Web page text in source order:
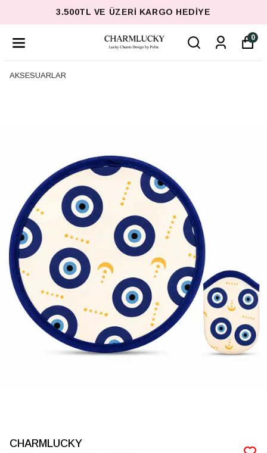
3.500TL VE ÜZERI KARGO HEDIYE
0
AKSESUARLAR
CHARMLUCKY